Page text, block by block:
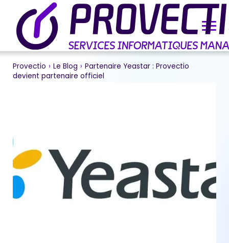
Provectio › Le Blog › Partenaire Yeastar : Provectio
devient partenaire officiel